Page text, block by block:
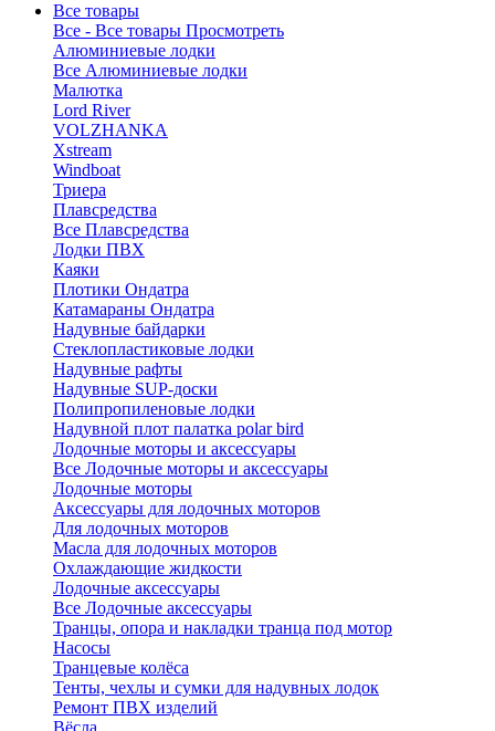
Все товары
Все - Все товары Просмотреть
Алюминиевые лодки
Все Алюминиевые лодки
Малютка
Lord River
VOLZHANKA
Xstream
Windboat
Триера
Плавсредства
Все Плавсредства
Лодки ПВХ
Каяки
Плотики Ондатра
Катамараны Ондатра
Надувные байдарки
Стеклопластиковые лодки
Надувные рафты
Надувные SUP-доски
Полипропиленовые лодки
Надувной плот палатка polar bird
Лодочные моторы и аксессуары
Все Лодочные моторы и аксессуары
Лодочные моторы
Аксессуары для лодочных моторов
Для лодочных моторов
Масла для лодочных моторов
Охлаждающие жидкости
Лодочные аксессуары
Все Лодочные аксессуары
Транцы, опора и накладки транца под мотор
Насосы
Транцевые колёса
Тенты, чехлы и сумки для надувных лодок
Ремонт ПВХ изделий
Вёсла